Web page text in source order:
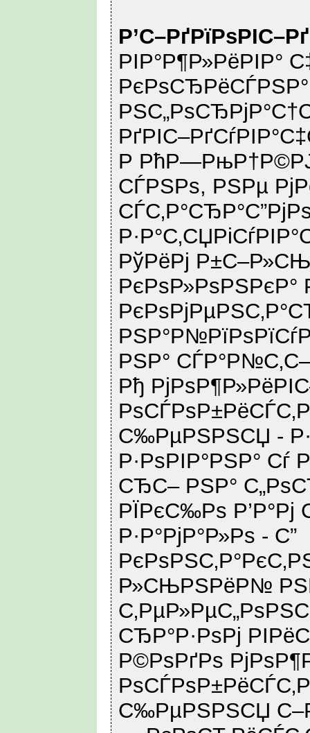
РІР°Р¶Р»РёРІР°
Р
СЃРЅРѕ, РЅРµ
РўРёРј
РЅР°
Рђ
С‰РµРЅРЅСЏ -
Р·РѕРІР°РЅР° Сѓ
СЂС– РЅР°
РЇРєС‰Рѕ
Р·Р°РјР°Р»Рѕ - С”
Р»СЊРЅРёР№
СЂР°Р·РѕРј
Р©РѕРґРѕ
С‰РµРЅРЅСЏ